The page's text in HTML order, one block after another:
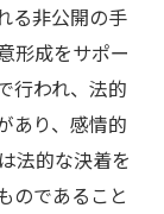
る非公開の手
形成をサポー
行われ、法的
あり、感情的
法的な決着を
のであること